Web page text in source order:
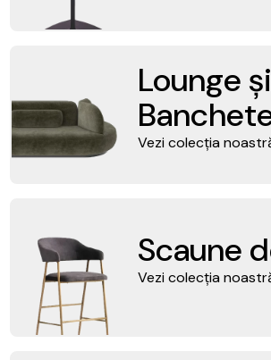
Lounge și
Vezi colecția
Scaune
Vezi colecția